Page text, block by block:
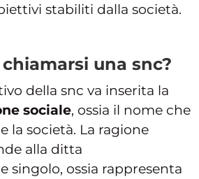
stabiliti dalla società.
una snc?
della snc va inserita la
sociale, ossia il nome che
la società. La ragione
alla ditta
singolo, ossia rappresenta